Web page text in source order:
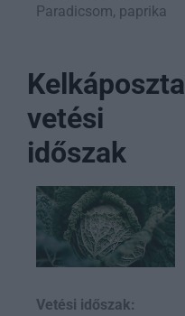
Paradicsom, paprika
Kelkáposzta
vetési
időszak
Vetési időszak: